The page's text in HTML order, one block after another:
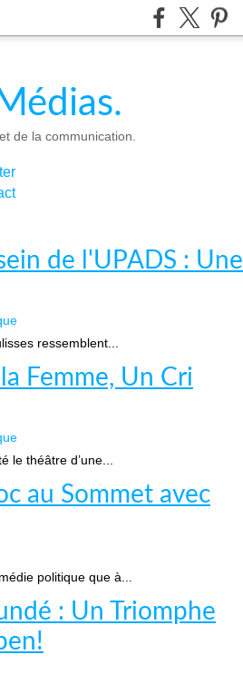
de la communication.
de l'UPADS : Une
ressemblent...
Femme, Un Cri
théâtre d’une...
au Sommet avec
politique que à...
: Un Triomphe